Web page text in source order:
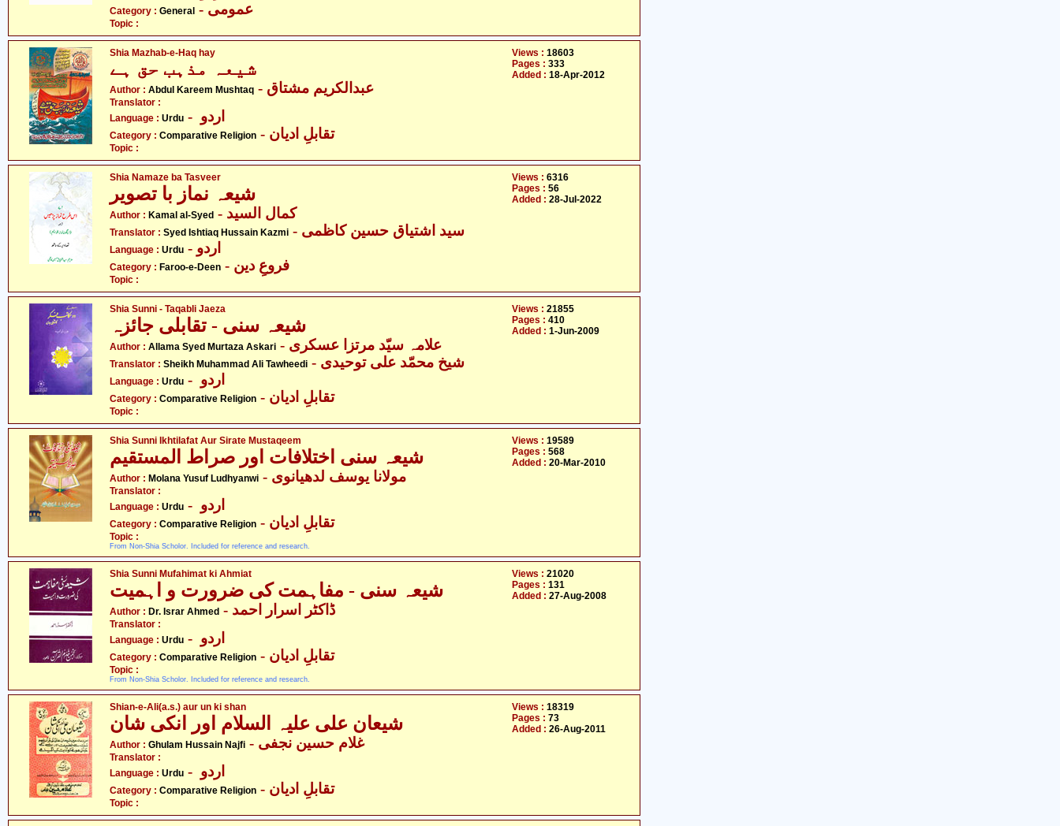
Category : General - عمومی
Topic :
Shia Mazhab-e-Haq hay
شیعہ مذہب حق ہے
Author : Abdul Kareem Mushtaq - عبدالکریم مشتاق
Translator :
Language : Urdu
Category : Comparative Religion - تقابلِ ادیان
Topic :
Views : 18603
Pages : 333
Added : 18-Apr-2012
Shia Namaze ba Tasveer
شیعہ نماز با تصویر
Author : Kamal al-Syed - کمال السید
Translator : Syed Ishtiaq Hussain Kazmi - سید اشتیاق حسین کاظمی
Language : Urdu - اردو
Category : Faroo-e-Deen - فروعِ دین
Topic :
Views : 6316
Pages : 56
Added : 28-Jul-2022
Shia Sunni - Taqabli Jaeza
شیعہ سنی - تقابلی جائزہ
Author : Allama Syed Murtaza Askari - علامہ سیّد مرتزا عسکری
Translator : Sheikh Muhammad Ali Tawheedi
Language : Urdu
Category : Comparative Religion - تقابلِ ادیان
Topic :
Views : 21855
Pages : 410
Added : 1-Jun-2009
Shia Sunni Ikhtilafat Aur Sirate Mustaqeem
Author : Molana Yusuf Ludhyanwi
Translator :
Language : Urdu
Category : Comparative Religion - تقابلِ ادیان
Topic :
From Non-Shia Scholor. Included for reference and research.
Views : 19589
Pages : 568
Added : 20-Mar-2010
Shia Sunni Mufahimat ki Ahmiat
Author : Dr. Israr Ahmed - ڈاکٹر اسرار احمد
Translator :
Language : Urdu
Category : Comparative Religion - تقابلِ ادیان
Topic :
From Non-Shia Scholor. Included for reference and research.
Views : 21020
Pages : 131
Added : 27-Aug-2008
Shian-e-Ali(a.s.) aur un ki shan
شیعان علی علیہ السلام اور انکی شان
Author : Ghulam Hussain Najfi - غلام حسین نجفی
Translator :
Language : Urdu
Category : Comparative Religion - تقابلِ ادیان
Topic :
Views : 18319
Pages : 73
Added : 26-Aug-2011